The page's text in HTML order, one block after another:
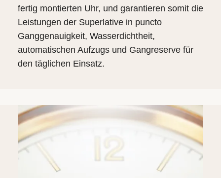
fertig montierten Uhr, und garantieren somit die
Leistungen der Superlative in puncto
Ganggenauigkeit, Wasserdichtheit,
automatischen Aufzugs und Gangreserve für
den täglichen Einsatz.